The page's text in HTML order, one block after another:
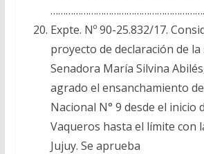
…………………………………………………….
Expte. Nº 90-25.832/17.
proyecto de declaración de
Senadora María Silvina
agrado el ensanchamiento
Nacional N° 9 desde el inicio
Vaqueros hasta el límite con
Jujuy. Se aprueba